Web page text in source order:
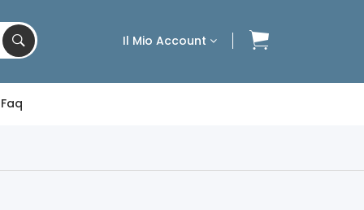
Il Mio Account
Faq